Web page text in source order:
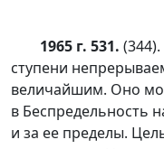
1965 г. 531. (344).
ступени
величайшим. Оно
в Беспредельность
и за ее пределы.